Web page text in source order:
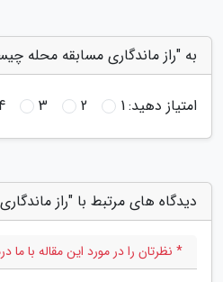
به "راز ماندگاری مسابقه محله
امتیاز دهید:1
2
3
دیدگاه های مرتبط با "راز
* نظرتان را در مورد این مقاله با ما